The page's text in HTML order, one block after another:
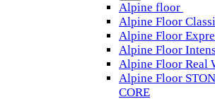
Alpine floor
Alpine Floor
Alpine Floor
Alpine Floor
Alpine Floor Real
Alpine Floor
CORE